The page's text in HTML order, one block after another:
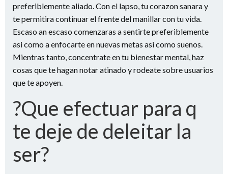
preferiblemente aliado. Con el lapso, tu corazon sanara y
te permitira continuar el frente del manillar con tu vida.
Escaso an escaso comenzaras a sentirte preferiblemente
asi­ como a enfocarte en nuevas metas asi­ como suenos.
Mientras tanto, concentrate en tu bienestar mental, haz
cosas que te hagan notar atinado y rodeate sobre usuarios
que te apoyen.
?Que efectuar para q
te deje de deleitar la
ser?